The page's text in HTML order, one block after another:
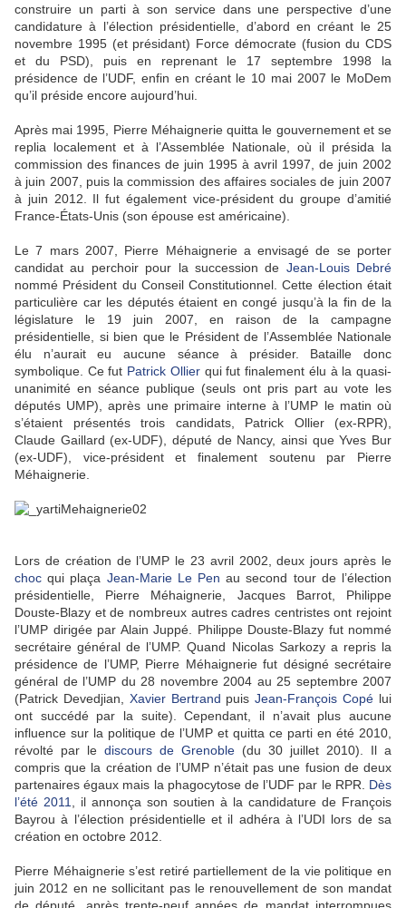
construire un parti à son service dans une perspective d’une
candidature à l’élection présidentielle, d’abord en créant le 25
novembre 1995 (et présidant) Force démocrate (fusion du CDS
et du PSD), puis en reprenant le 17 septembre 1998 la
présidence de l’UDF, enfin en créant le 10 mai 2007 le MoDem
qu’il préside encore aujourd’hui.
Après mai 1995, Pierre Méhaignerie quitta le gouvernement et se
replia localement et à l’Assemblée Nationale, où il présida la
commission des finances de juin 1995 à avril 1997, de juin 2002
à juin 2007, puis la commission des affaires sociales de juin 2007
à juin 2012. Il fut également vice-président du groupe d’amitié
France-États-Unis (son épouse est américaine).
Le 7 mars 2007, Pierre Méhaignerie a envisagé de se porter
candidat au perchoir pour la succession de Jean-Louis Debré
nommé Président du Conseil Constitutionnel. Cette élection était
particulière car les députés étaient en congé jusqu’à la fin de la
législature le 19 juin 2007, en raison de la campagne
présidentielle, si bien que le Président de l’Assemblée Nationale
élu n’aurait eu aucune séance à présider. Bataille donc
symbolique. Ce fut Patrick Ollierqui fut finalement élu à la quasi-
unanimité en séance publique (seuls ont pris part au vote les
députés UMP), après une primaire interne à l’UMP le matin où
s’étaient présentés trois candidats, Patrick Ollier (ex-RPR),
Claude Gaillard (ex-UDF), député de Nancy, ainsi que Yves Bur
(ex-UDF), vice-président et finalement soutenu par Pierre
Méhaignerie.
Lors de création de l’UMP le 23 avril 2002, deux jours après le
choc qui plaça Jean-Marie Le Pen au second tour de l’élection
présidentielle, Pierre Méhaignerie, Jacques Barrot, Philippe
Douste-Blazy et de nombreux autres cadres centristes ont rejoint
l’UMP dirigée par Alain Juppé. Philippe Douste-Blazy fut nommé
secrétaire général de l’UMP. Quand Nicolas Sarkozy a repris la
présidence de l’UMP, Pierre Méhaignerie fut désigné secrétaire
général de l’UMP du 28 novembre 2004 au 25 septembre 2007
(Patrick Devedjian, Xavier Bertrand puisJean-François Copé lui
ont succédé par la suite). Cependant, il n’avait plus aucune
influence sur la politique de l’UMP et quitta ce parti en été 2010,
révolté par le discours de Grenoble (du 30 juillet 2010). Il a
compris que la création de l’UMP n’était pas une fusion de deux
partenaires égaux mais la phagocytose de l’UDF par le RPR. Dès
l’été 2011
, il annonça son soutien à la candidature de François
Bayrou à l’élection présidentielle et il adhéra à l’UDI lors de sa
création en octobre 2012.
Pierre Méhaignerie s’est retiré partiellement de la vie politique en
juin 2012 en ne sollicitant pas le renouvellement de son mandat
de député, après trente-neuf années de mandat interrompues